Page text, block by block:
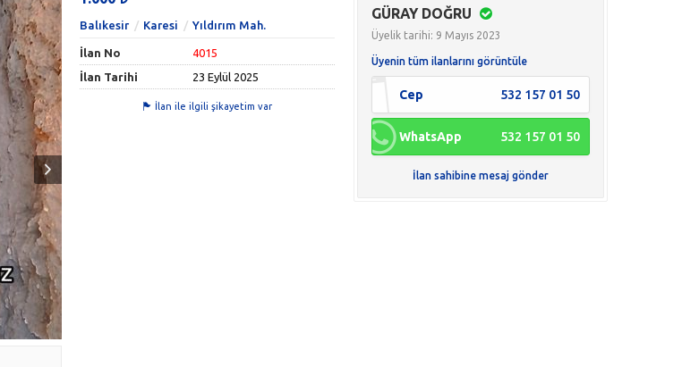
Balıkesir Karesi Yıldırım Mah.
İlan No
4015
İlan Tarihi
23 Eylül 2025
İlan ile ilgili şikayetim var
GÜRAY DOĞRU
Üyelik tarihi: 9 Mayıs 2023
Üyenin tüm ilanlarını görüntüle
Cep 532 157 01 50
WhatsApp 532 157 01 50
İlan sahibine mesaj gönder